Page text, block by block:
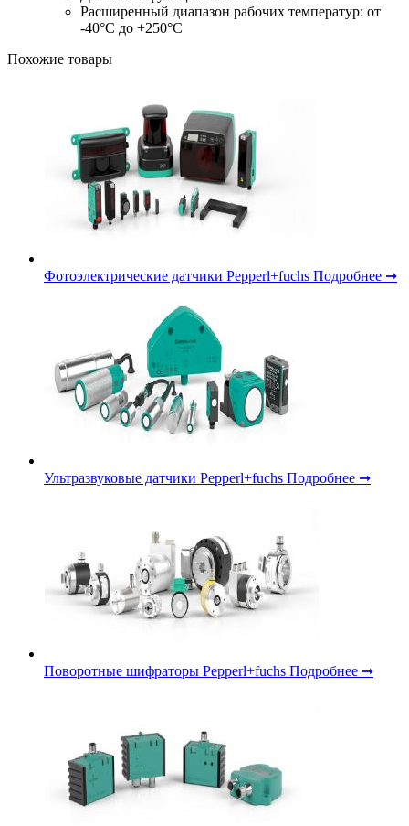
Расширенный диапазон рабочих температур: от
-40°C до +250°C
Похожие товары
Фотоэлектрические датчики Pepperl+fuchs Подробнее ➞
Ультразвуковые датчики Pepperl+fuchs Подробнее ➞
Поворотные шифраторы Pepperl+fuchs Подробнее ➞